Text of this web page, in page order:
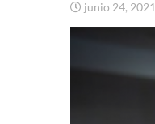
junio 24, 2021